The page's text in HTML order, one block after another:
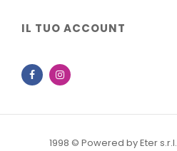
IL TUO ACCOUNT
Facebook
1998 © Powered by Eter s.r.l.